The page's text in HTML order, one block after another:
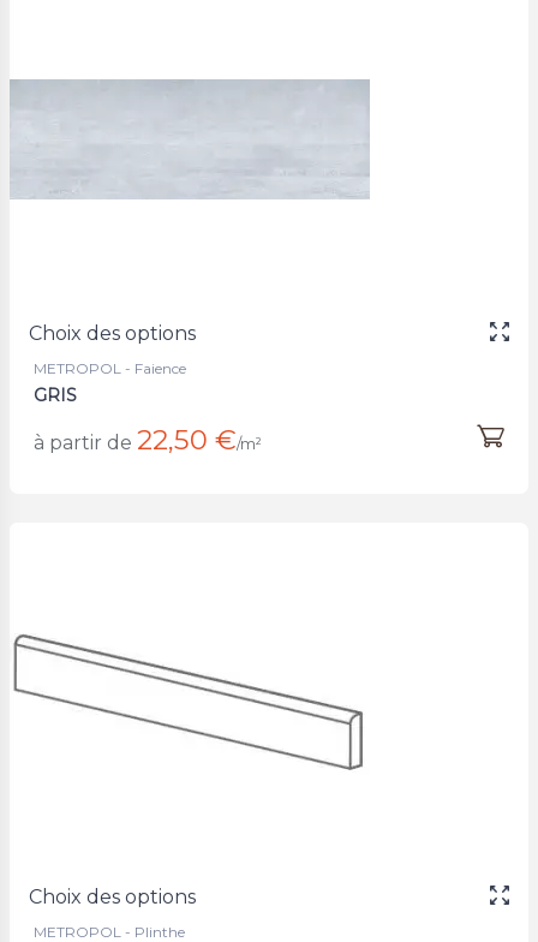
Choix des options
METROPOL - Faience
GRIS
à partir de 22,50 €/m²
Choix des options
METROPOL - Plinthe